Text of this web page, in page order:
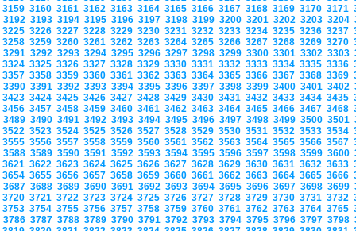
3159 3160 3161 3162 3163 3164 3165 3166 3167 3168 3169 3170 3171
3192 3193 3194 3195 3196 3197 3198 3199 3200 3201 3202 3203 3204
3225 3226 3227 3228 3229 3230 3231 3232 3233 3234 3235 3236 3237
3258 3259 3260 3261 3262 3263 3264 3265 3266 3267 3268 3269 3270
3291 3292 3293 3294 3295 3296 3297 3298 3299 3300 3301 3302 3303
3324 3325 3326 3327 3328 3329 3330 3331 3332 3333 3334 3335 3336
3357 3358 3359 3360 3361 3362 3363 3364 3365 3366 3367 3368 3369
3390 3391 3392 3393 3394 3395 3396 3397 3398 3399 3400 3401 3402
3423 3424 3425 3426 3427 3428 3429 3430 3431 3432 3433 3434 3435
3456 3457 3458 3459 3460 3461 3462 3463 3464 3465 3466 3467 3468
3489 3490 3491 3492 3493 3494 3495 3496 3497 3498 3499 3500 3501
3522 3523 3524 3525 3526 3527 3528 3529 3530 3531 3532 3533 3534
3555 3556 3557 3558 3559 3560 3561 3562 3563 3564 3565 3566 3567
3588 3589 3590 3591 3592 3593 3594 3595 3596 3597 3598 3599 3600
3621 3622 3623 3624 3625 3626 3627 3628 3629 3630 3631 3632 3633
3654 3655 3656 3657 3658 3659 3660 3661 3662 3663 3664 3665 3666
3687 3688 3689 3690 3691 3692 3693 3694 3695 3696 3697 3698 3699
3720 3721 3722 3723 3724 3725 3726 3727 3728 3729 3730 3731 3732
3753 3754 3755 3756 3757 3758 3759 3760 3761 3762 3763 3764 3765
3786 3787 3788 3789 3790 3791 3792 3793 3794 3795 3796 3797 3798